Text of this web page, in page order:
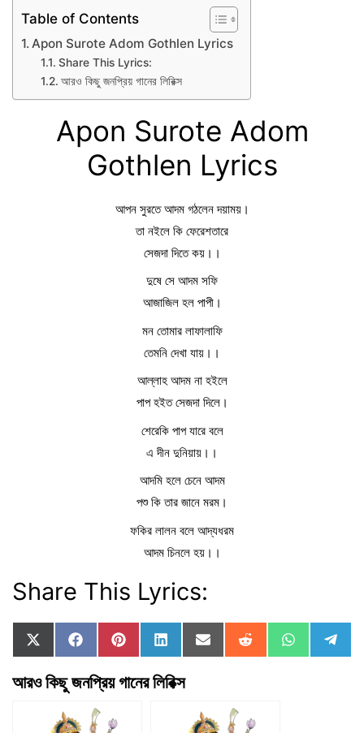
Table of Contents
Apon Surote Adom Gothlen Lyrics
Share This Lyrics:
আরও কিছু জনপ্রিয় গানের লিরিক্স
Apon Surote Adom
Gothlen Lyrics
আপন সুরতে আদম গঠলেন দয়াময়।
তা নইলে কি ফেরেশতারে
সেজদা দিতে কয়।।
দুষে সে আদম সফি
আজাজিল হল পাপী।
মন তোমার লাফালাফি
তেমনি দেখা যায়।।
আল্লাহ আদম না হইলে
পাপ হইত সেজদা দিলে।
শেরেকি পাপ যারে বলে
এ দীন দুনিয়ায়।।
আদমি হলে চেনে আদম
পশু কি তার জানে মরম।
ফকির লালন বলে আদ্যধরম
আদম চিনলে হয়।।
Share This Lyrics:
Share
on
X
(
T
w
Share
on
F
a
e
o
Share
on
P
i
n
t
Share
on
L
i
n
k
Share
on
E
m
Share
on
R
e
t
Share
on
W
h
on
e
আরও কিছু জনপ্রিয় গানের লিরিক্স